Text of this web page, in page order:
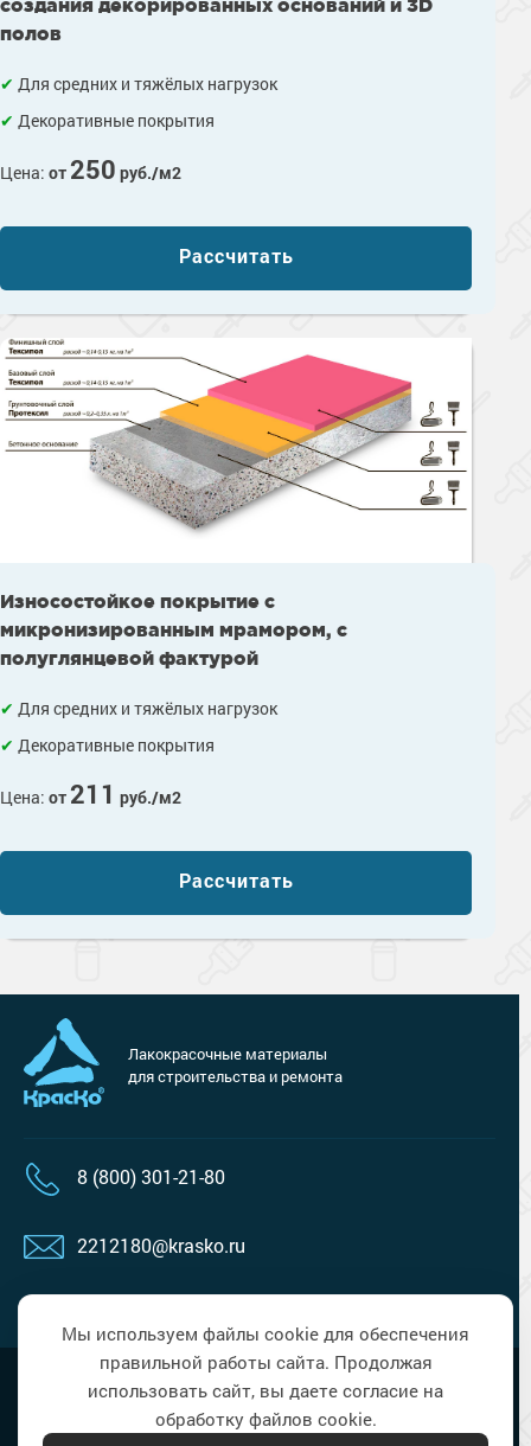
полов
Для средних и тяжёлых нагрузок
Декоративные покрытия
Цена: от250 руб./м2
Рассчитать
Износостойкое покрытие с
микронизированным мрамором, с
полуглянцевой фактурой
Для средних и тяжёлых нагрузок
Декоративные покрытия
Цена: от211 руб./м2
Рассчитать
Лакокрасочные материалы
для строительства и ремонта
8 (800) 301-21-80
2212180@krasko.ru
Политика в области обработки
персональных данных
Мы используем файлы cookie для обеспечения
правильной работы сайта. Продолжая
использовать сайт, вы даете согласие на
обработку файлов cookie.